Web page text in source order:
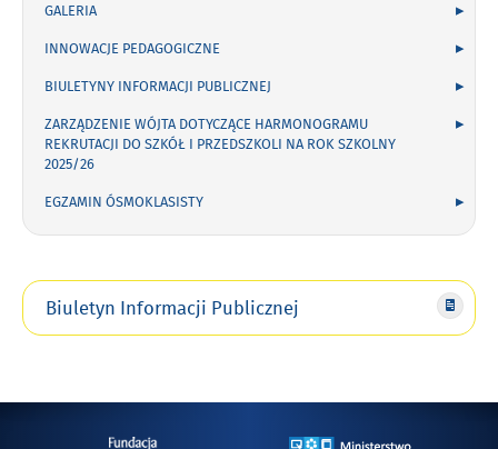
GALERIA
INNOWACJE PEDAGOGICZNE
BIULETYNY INFORMACJI PUBLICZNEJ
ZARZĄDZENIE WÓJTA DOTYCZĄCE HARMONOGRAMU
REKRUTACJI DO SZKÓŁ I PRZEDSZKOLI NA ROK SZKOLNY
2025/26
EGZAMIN ÓSMOKLASISTY
Biuletyn Informacji Publicznej